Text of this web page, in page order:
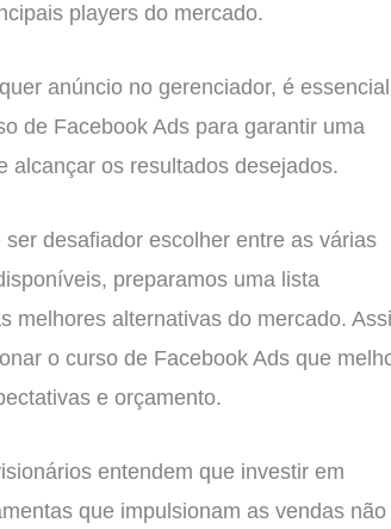
players do mercado.
anúncio no gerenciador, é essencial
de Facebook Ads para garantir uma
alcançar os resultados desejados.
desafiador escolher entre as várias
preparamos uma lista
melhores alternativas do mercado.
o curso de Facebook Ads que
e orçamento.
entendem que investir em
que impulsionam as vendas não